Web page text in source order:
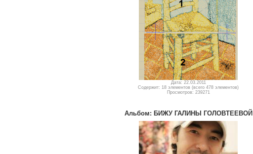
Дата: 22.03.2011
Содержит: 18 элементов (всего 478 элементов)
Просмотров: 239271
Альбом: БИЖУ ГАЛИНЫ ГОЛОВТЕЕВОЙ